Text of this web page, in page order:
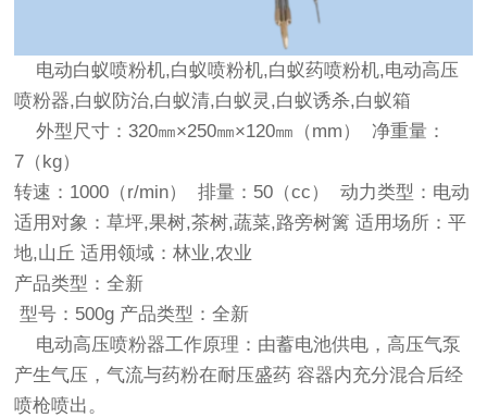
电动白蚁喷粉机,白蚁喷粉机,白蚁药喷粉机,电动高压
喷粉器,白蚁防治,白蚁清,白蚁灵,白蚁诱杀,白蚁箱
外型尺寸：320㎜×250㎜×120㎜（mm） 净重量：
7（kg）
转速：1000（r/min） 排量：50（cc） 动力类型：电动
适用对象：草坪,果树,茶树,蔬菜,路旁树篱 适用场所：平
地,山丘 适用领域：林业,农业
产品类型：全新
型号：500g 产品类型：全新
电动高压喷粉器工作原理：由蓄电池供电，高压气泵
产生气压，气流与药粉在耐压盛药 容器内充分混合后经
喷枪喷出。